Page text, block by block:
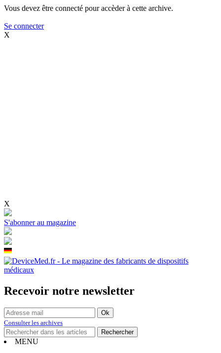
Vous devez être connecté pour accèder à cette archive.
Se connecter
X
X
S'abonner au magazine
Recevoir notre newsletter
Consulter les archives
MENU